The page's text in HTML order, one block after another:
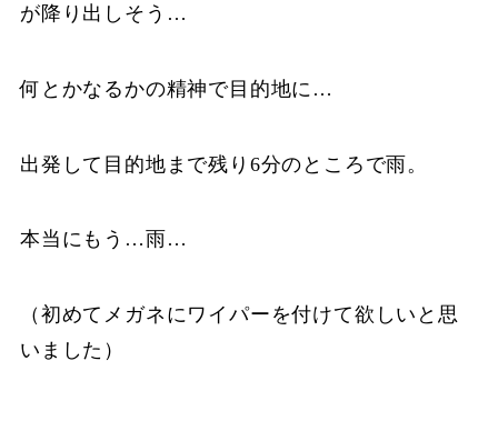
が降り出しそう…
何とかなるかの精神で目的地に…
出発して目的地まで残り6分のところで雨。
本当にもう…雨…
（初めてメガネにワイパーを付けて欲しいと思
いました）